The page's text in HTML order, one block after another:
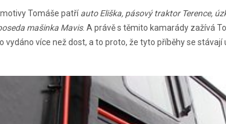
Tomáše patříauto Eliška, pásový traktor Terence,
mašinka Mavis. A právě s těmito kamarády zažívá
vydáno více než dost, a to proto, že tyto příběhy se